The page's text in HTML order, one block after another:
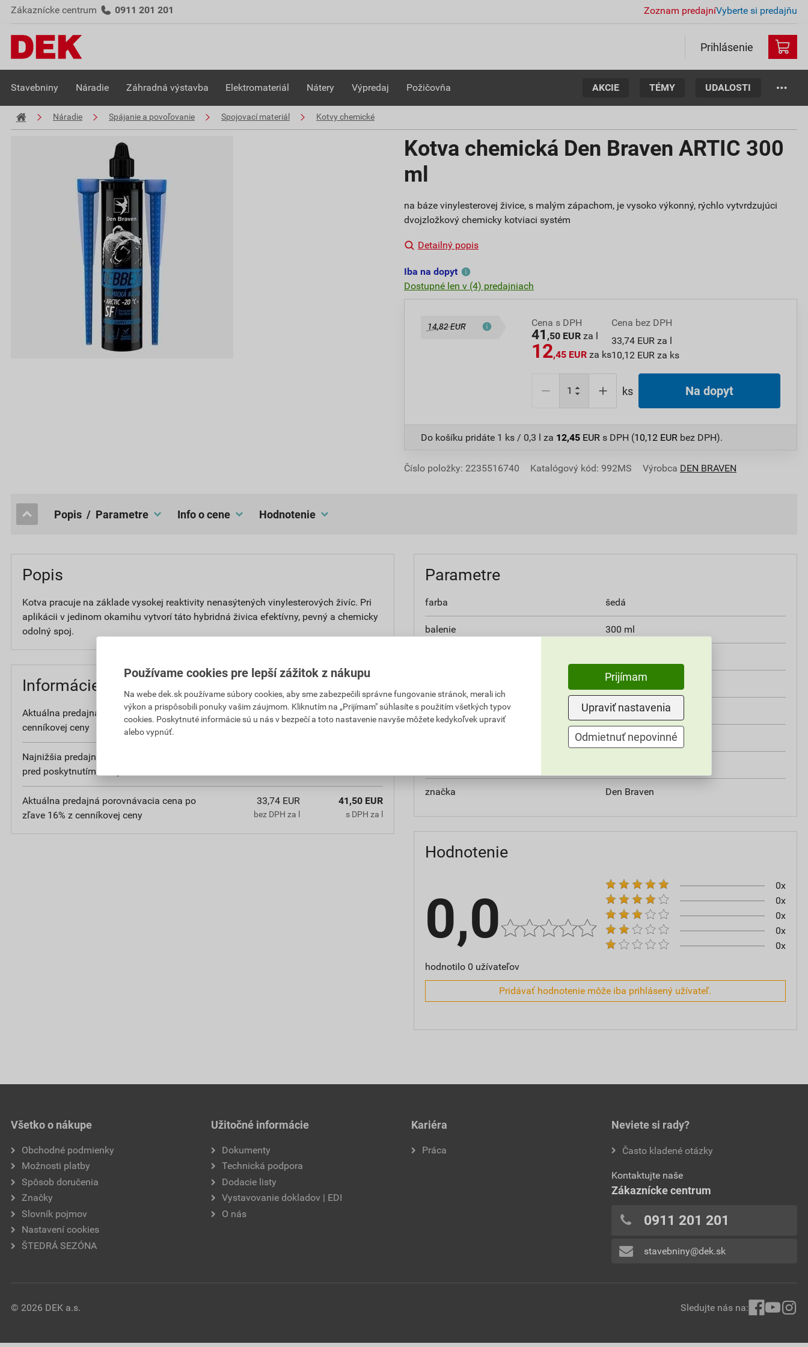
Zákaznícke centrum 0911 201 201 Zoznam predajníVyberte si predajňu
Prihlásenie
Stavebniny Náradie Záhradná výstavba Elektromateriál Nátery Výpredaj Požičovňa AKCIE TÉMY UDALOSTI
Náradie Spájanie a povoľovanie Spojovací materiál Kotvy chemické
Kotva chemická Den Braven ARTIC 300
ml
na báze vinylesterovej živice, s malým zápachom, je vysoko výkonný, rýchlo vytvrdzujúci
dvojzložkový chemicky kotviaci systém
Detailný popis
Iba na dopyt
Dostupné len v (4) predajniach
14,82 EUR Cena s DPH
41 ,50 EUR za l
12,45 EUR za ks
Cena bez DPH
33,74 EUR za l
10,12 EUR za ks
ks Na dopyt
Do košíku pridáte 1 ks / 0,3 l za 12,45 EUR s DPH (10,12 EUR bez DPH).
Číslo položky: 2235516740 Katalógový kód: 992MS Výrobca DEN BRAVEN
popis / Parametre Info o cene hodnotenie
Popis
Kotva pracuje na základe vysokej reaktivity nenasýtených vinylesterových živíc. Pri
aplikácii v jedinom okamihu vytvorí táto hybridná živica efektívny, pevný a chemicky
odolný spoj.
Informácie o cene
Aktuálna predajná cena po zľave 16% z
cenníkovej ceny
10,12 EUR
bez DPH za ks
12,45 EUR
Najnižšia predajná cena v období 30 dní
pred poskytnutím zľavy
Aktuálna predajná porovnávacia cena po
zľave 16% z cenníkovej ceny
33,74 EUR
bez DPH za l
41,50 EUR
s DPH za l
Parametre
farba šedá
balenie 300 ml
vinylester bez styrénu
výrobca Den Braven
12 ks
značka Den Braven
Hodnotenie
0,0
hodnotilo 0 užívateľov
0x
0x
0x
0x
0x
Pridávať hodnotenie môže iba prihlásený užívateľ.
Všetko o nákupe
Obchodné podmienky
Možnosti platby
Spôsob doručenia
Značky
Slovník pojmov
Nastavení cookies
ŠTEDRÁ SEZÓNA
Užitočné informácie
Dokumenty
Technická podpora
Dodacie listy
Vystavovanie dokladov | EDI
O nás
Kariéra
Práca
Neviete si rady?
Často kladené otázky
Kontaktujte naše
Zákaznícke centrum
0911 201 201
stavebniny@dek.sk
© 2026 DEK a.s. Sledujte nás na:
Používame cookies pre lepší zážitok z nákupu
Na webe dek.sk používame súbory cookies, aby sme zabezpečili správne fungovanie stránok, merali ich
výkon a prispôsobili ponuky vašim záujmom. Kliknutím na „Prijímam" súhlasíte s použitím všetkých typov
cookies. Poskytnuté informácie sú u nás v bezpečí a toto nastavenie navyše môžete kedykoľvek upraviť
alebo vypnúť.
Prijímam
Upraviť nastavenia
Odmietnuť nepovinné